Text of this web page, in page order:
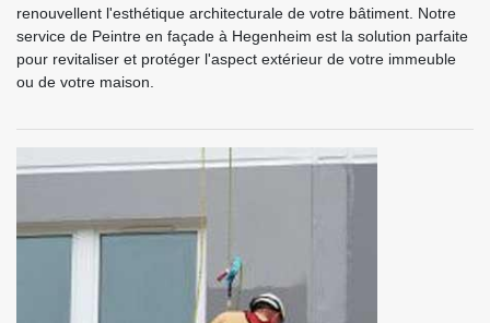
renouvellent l'esthétique architecturale de votre bâtiment. Notre
service de Peintre en façade à Hegenheim est la solution parfaite
pour revitaliser et protéger l'aspect extérieur de votre immeuble
ou de votre maison.